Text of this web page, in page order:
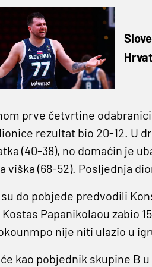
prve četvrtine odabranici
rezultat bio 20-12. U
(40-38), no domaćin je
viška (68-52). Posljednja
do pobjede predvodili
Papanikolaou zabio
nije niti ulazio u
će kao pobjednik skupine B